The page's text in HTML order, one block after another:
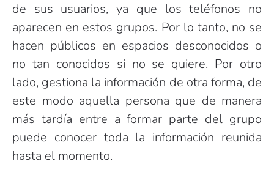
de sus usuarios, ya que los teléfonos no
aparecen en estos grupos. Por lo tanto, no se
hacen públicos en espacios desconocidos o
no tan conocidos si no se quiere. Por otro
lado, gestiona la información de otra forma, de
este modo aquella persona que de manera
más tardía entre a formar parte del grupo
puede conocer toda la información reunida
hasta el momento.